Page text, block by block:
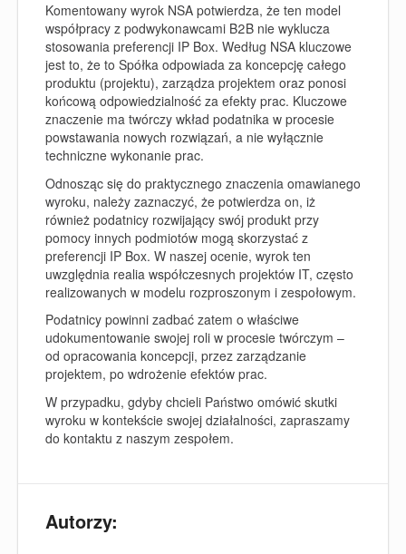
Komentowany wyrok NSA potwierdza, że ten model
współpracy z podwykonawcami B2B nie wyklucza
stosowania preferencji IP Box. Według NSA kluczowe
jest to, że to Spółka odpowiada za koncepcję całego
produktu (projektu), zarządza projektem oraz ponosi
końcową odpowiedzialność za efekty prac. Kluczowe
znaczenie ma twórczy wkład podatnika w procesie
powstawania nowych rozwiązań, a nie wyłącznie
techniczne wykonanie prac.
Odnosząc się do praktycznego znaczenia omawianego
wyroku, należy zaznaczyć, że potwierdza on, iż
również podatnicy rozwijający swój produkt przy
pomocy innych podmiotów mogą skorzystać z
preferencji IP Box. W naszej ocenie, wyrok ten
uwzględnia realia współczesnych projektów IT, często
realizowanych w modelu rozproszonym i zespołowym.
Podatnicy powinni zadbać zatem o właściwe
udokumentowanie swojej roli w procesie twórczym –
od opracowania koncepcji, przez zarządzanie
projektem, po wdrożenie efektów prac.
W przypadku, gdyby chcieli Państwo omówić skutki
wyroku w kontekście swojej działalności, zapraszamy
do kontaktu z naszym zespołem.
Autorzy: